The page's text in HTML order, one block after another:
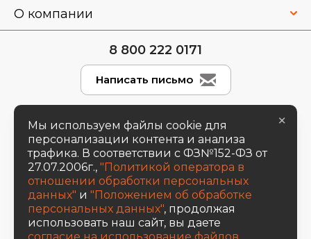
О компании
8 800 222 0171
Написать письмо
Вся представленная на сайте информация, касающаяся
стоимости автомобилей, аксессуаров* и сервисного
обслуживания, носит информационный характер и не
является публичной офертой, определяемой
положениями ст. 437 (2) ГК РФ. Для получения подробной
информации обращайтесь в наши автосалоны.
Опубликованная на данном сайте информация может быть
изменена в любое время без предварительного
уведомления. * Стоимость аксессуаров указана без учета
стоимости установки.
Мы используем файлы cookie для
персонализации контента и анализа
трафика. В соответствии с ФЗ№152-ФЗ от
27.07.2006г., "Политикой оператора в
отношении обработки персональных
данных" и "Положением об обработке
персональных данных", продолжая
использовать наш сайт, вы даете
×